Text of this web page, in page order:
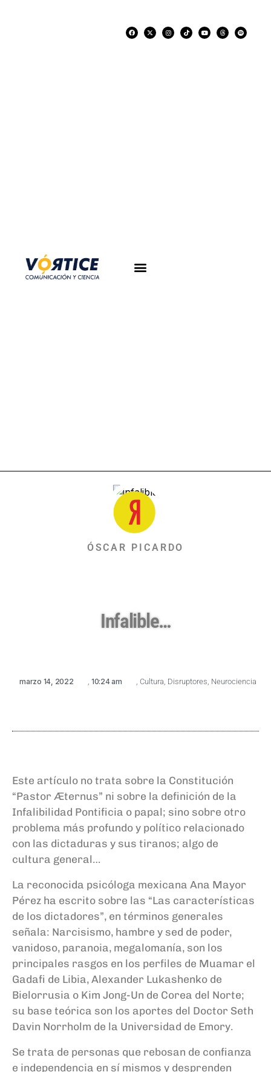
ÓSCAR PICARDO
Infalible…
marzo 14, 2022 10:24 am Cultura Disruptores Neurociencia
Este artículo no trata sobre la Constitución
“Pastor Æternus” ni sobre la definición de la
Infalibilidad Pontificia o papal; sino sobre otro
problema más profundo y político relacionado
con las dictaduras y sus tiranos; algo de
cultura general…
La reconocida psicóloga mexicana Ana Mayor
Pérez ha escrito sobre las “Las características
de los dictadores”, en términos generales
señala: Narcisismo, hambre y sed de poder,
vanidoso, paranoia, megalomanía, son los
principales rasgos en los perfiles de Muamar el
Gadafi de Libia, Alexander Lukashenko de
Bielorrusia o Kim Jong-Un de Corea del Norte;
su base teórica son los aportes del Doctor Seth
Davin Norrholm de la Universidad de Emory.
Se trata de personas que rebosan de confianza
e independencia en sí mismos y desprenden